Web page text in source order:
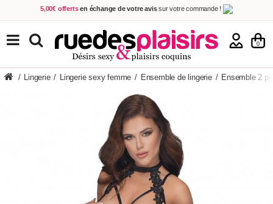
5,00€ offerts en échange de votre avissur votre commande !
Achetez aujourd'hui. Décidez quand payer !
Livraison en 48h
au prix de 2,90 € ! (Offerte dès 69,00€ d'achat)
0
TOUS NOS PRODUITS
/ Lingerie / Lingerie sexy femme / Ensemble de lingerie / Ensemble 2